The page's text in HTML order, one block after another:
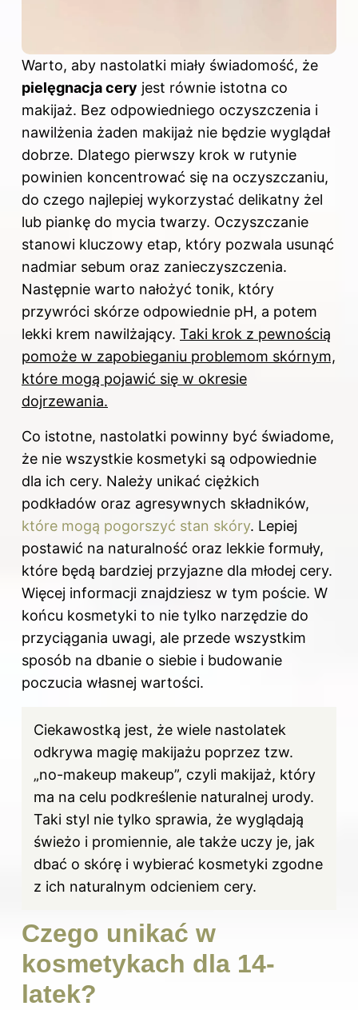
Warto, aby nastolatki miały świadomość, że
pielęgnacja cery jest równie istotna co
makijaż. Bez odpowiedniego oczyszczenia i
nawilżenia żaden makijaż nie będzie wyglądał
dobrze. Dlatego pierwszy krok w rutynie
powinien koncentrować się na oczyszczaniu,
do czego najlepiej wykorzystać delikatny żel
lub piankę do mycia twarzy. Oczyszczanie
stanowi kluczowy etap, który pozwala usunąć
nadmiar sebum oraz zanieczyszczenia.
Następnie warto nałożyć tonik, który
przywróci skórze odpowiednie pH, a potem
lekki krem nawilżający. Taki krok z pewnością
pomoże w zapobieganiu problemom skórnym,
które mogą pojawić się w okresie
dojrzewania.
Co istotne, nastolatki powinny być świadome,
że nie wszystkie kosmetyki są odpowiednie
dla ich cery. Należy unikać ciężkich
podkładów oraz agresywnych składników,
które mogą pogorszyć stan skóry. Lepiej
postawić na naturalność oraz lekkie formuły,
które będą bardziej przyjazne dla młodej cery.
Więcej informacji znajdziesz w tym poście. W
końcu kosmetyki to nie tylko narzędzie do
przyciągania uwagi, ale przede wszystkim
sposób na dbanie o siebie i budowanie
poczucia własnej wartości.
Ciekawostką jest, że wiele nastolatek
odkrywa magię makijażu poprzez tzw.
„no-makeup makeup”, czyli makijaż, który
ma na celu podkreślenie naturalnej urody.
Taki styl nie tylko sprawia, że wyglądają
świeżo i promiennie, ale także uczy je, jak
dbać o skórę i wybierać kosmetyki zgodne
z ich naturalnym odcieniem cery.
Czego unikać w
kosmetykach dla 14-
latek?